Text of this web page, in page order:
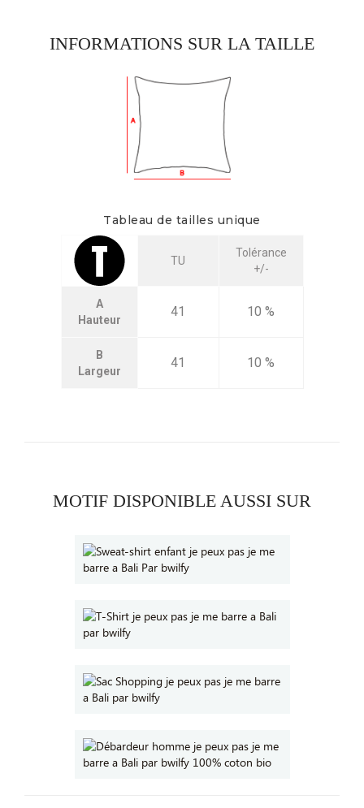
INFORMATIONS SUR LA TAILLE
Tableau de tailles unique
TU
Tolérance
+/-
A
Hauteur
41 10 %
B
Largeur
41 10 %
MOTIF DISPONIBLE AUSSI SUR